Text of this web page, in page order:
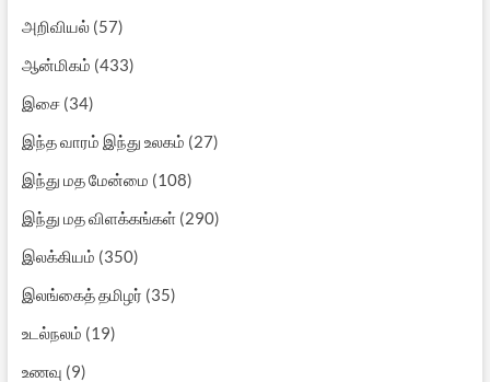
அறிவியல்(57)
ஆன்மிகம் (433)
இசை(34)
இந்த வாரம் இந்து உலகம் (27)
இந்து மத மேன்மை (108)
இந்து மத விளக்கங்கள்(290)
இலக்கியம் (350)
இலங்கைத் தமிழர் (35)
உடல்நலம் (19)
உணவு (9)